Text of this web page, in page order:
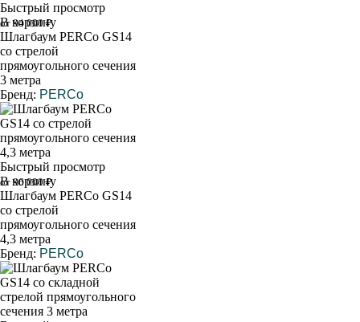
Быстрый просмотр
В корзину
от 94 000 ₽
Шлагбаум PERCo GS14
со стрелой
прямоугольного сечения
3 метра
Бренд: PERCo
Быстрый просмотр
В корзину
от 96 000 ₽
Шлагбаум PERCo GS14
со стрелой
прямоугольного сечения
4,3 метра
Бренд: PERCo